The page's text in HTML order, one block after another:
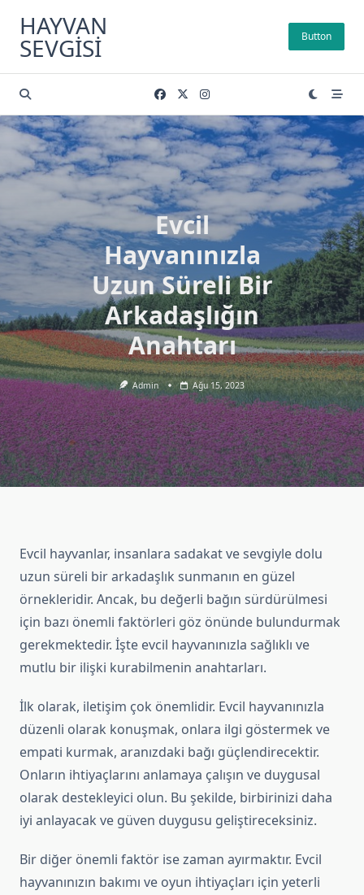
content
HAYVAN
SEVGISI Button
Evcil
Hayvanınızla
Uzun Süreli Bir
Arkadaşlığın
Anahtarı
Admin Ağu 15, 2023
Evcil hayvanlar, insanlara sadakat ve sevgiyle dolu
uzun süreli bir arkadaşlık sunmanın en güzel
örnekleridir. Ancak, bu değerli bağın sürdürülmesi
için bazı önemli faktörleri göz önünde bulundurmak
gerekmektedir. İşte evcil hayvanınızla sağlıklı ve
mutlu bir ilişki kurabilmenin anahtarları.
İlk olarak, iletişim çok önemlidir. Evcil hayvanınızla
düzenli olarak konuşmak, onlara ilgi göstermek ve
empati kurmak, aranızdaki bağı güçlendirecektir.
Onların ihtiyaçlarını anlamaya çalışın ve duygusal
olarak destekleyici olun. Bu şekilde, birbirinizi daha
iyi anlayacak ve güven duygusu geliştireceksiniz.
Bir diğer önemli faktör ise zaman ayırmaktır. Evcil
hayvanınızın bakımı ve oyun ihtiyaçları için yeterli